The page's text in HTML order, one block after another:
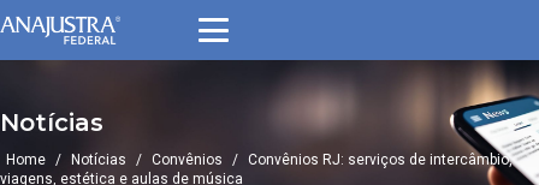
Notícias
Home / Notícias / Convênios / Convênios RJ: serviços de intercâmbio,
viagens, estética e aulas de música